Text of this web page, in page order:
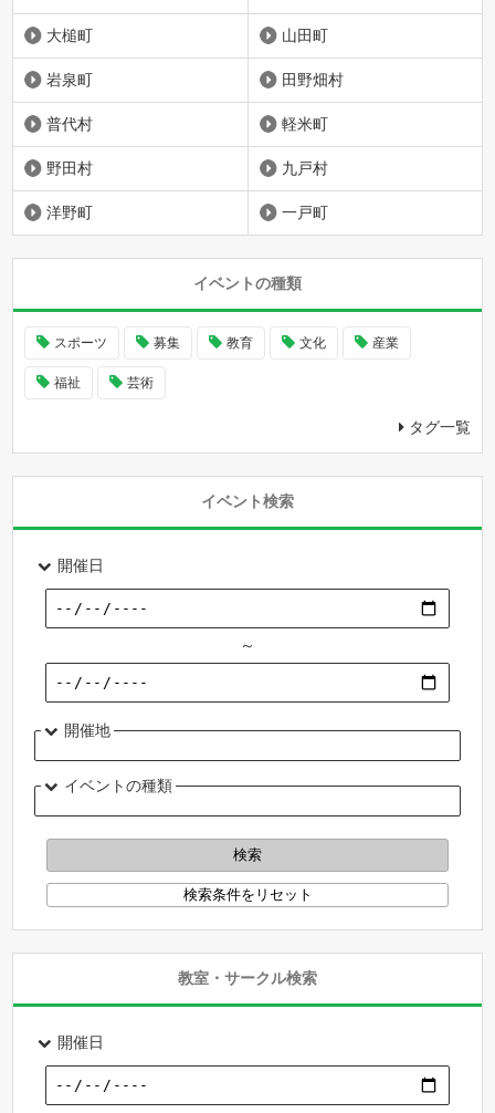
大槌町 山田町
岩泉町 田野畑村
普代村 軽米町
野田村 九戸村
洋野町 一戸町
イベントの種類
スポーツ 募集 教育 文化 産業
福祉 芸術
タグ一覧
イベント検索
開催日
～
開催地
イベントの種類
教室・サークル検索
開催日